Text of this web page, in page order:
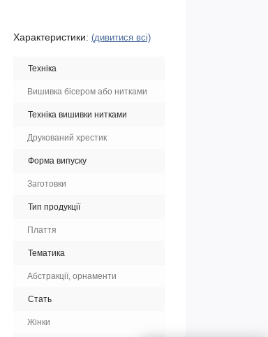
Характеристики: (дивитися всі)
Техніка
Вишивка бісером або нитками
Техніка вишивки нитками
Друкований хрестик
Форма випуску
Заготовки
Тип продукції
Плаття
Тематика
Абстракції, орнаменти
Стать
Жінки